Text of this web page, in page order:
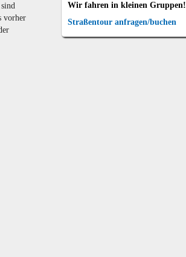
Wir fahren in kleinen Gruppen!
Straßentour anfragen/buchen
vorher